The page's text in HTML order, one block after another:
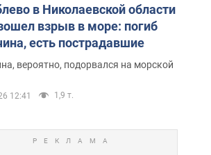
в Николаевской области
взрыв в море: погиб
есть пострадавшие
вероятно, подорвался на морской
12:41 1,9 т.